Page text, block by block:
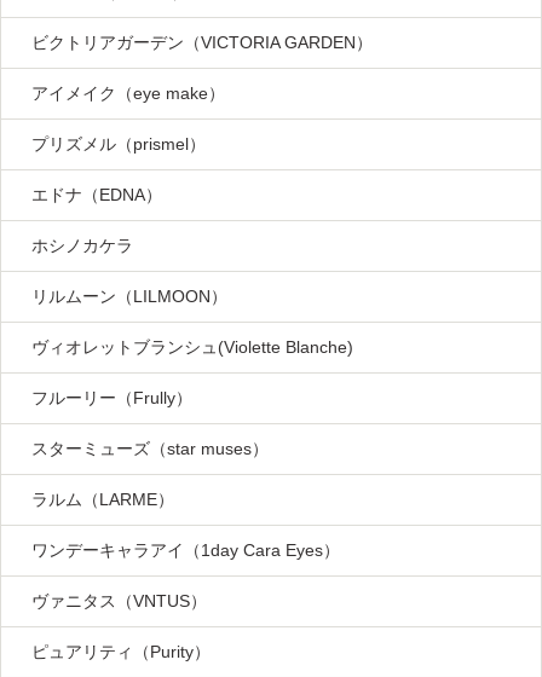
ビクトリアガーデン（VICTORIA GARDEN）
アイメイク（eye make）
プリズメル（prismel）
エドナ（EDNA）
ホシノカケラ
リルムーン（LILMOON）
ヴィオレットブランシュ(Violette Blanche)
フルーリー（Frully）
スターミューズ（star muses）
ラルム（LARME）
ワンデーキャラアイ（1day Cara Eyes）
ヴァニタス（VNTUS）
ピュアリティ（Purity）